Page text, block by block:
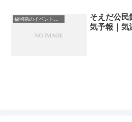
そえだ公民
気予報｜気